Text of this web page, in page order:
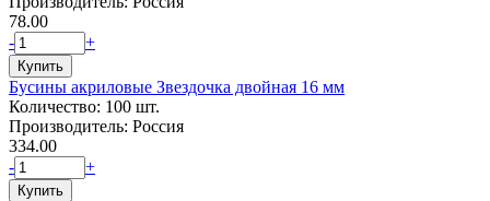
78.00
-
+
Бусины акриловые Звездочка двойная 16 мм
Количество: 100 шт.
Производитель: Россия
334.00
-
+